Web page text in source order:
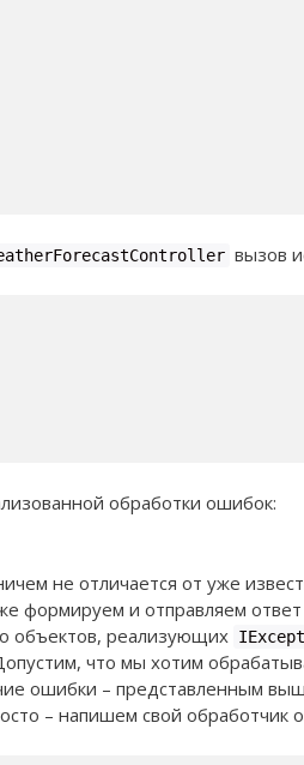
вызов
обработки ошибок:
не отличается от уже
формируем и отправляем
объектов, реализующих
что мы хотим
ошибки – представленным
– напишем свой обработчик